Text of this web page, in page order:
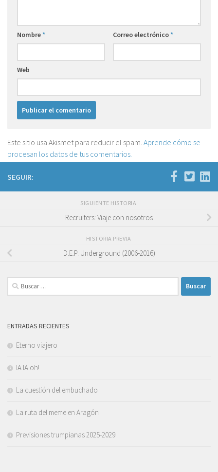
Nombre* Correo electrónico*
Web
Este sitio usa Akismet para reducir el spam. Aprende cómo se
procesan los datos de tus comentarios.
SEGUIR:
SIGUIENTE HISTORIA
Recruiters: Viaje con nosotros
HISTORIA PREVIA
D.E.P. Underground (2006-2016)
Buscar:
ENTRADAS RECIENTES
Eterno viajero
IA IA oh!
La cuestión del embuchado
La ruta del meme en Aragón
Previsiones trumpianas 2025-2029